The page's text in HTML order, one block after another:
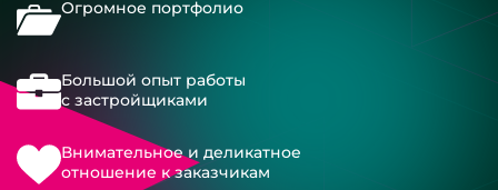
Огромное портфолио
Большой опыт работы
с застройщиками
Внимательное и деликатное
отношение к заказчикам